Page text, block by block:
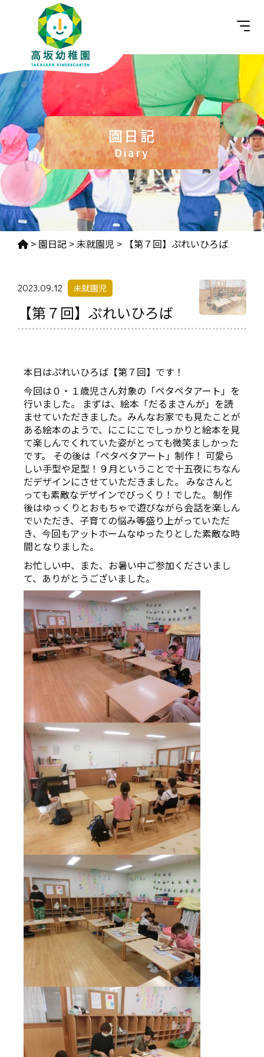
園日記
Diary
> 園日記 >未就園児 > 【第７回】ぷれいひろば
2023.09.12 未就園児
【第７回】ぷれいひろば
本日はぷれいひろば【第７回】です！
今回は０・１歳児さん対象の「ペタペタアート」を
行いました。 まずは、絵本「だるまさんが」を読
ませていただきました。みんなお家でも見たことが
ある絵本のようで、にこにこでしっかりと絵本を見
て楽しんでくれていた姿がとっても微笑ましかった
です。 その後は「ペタペタアート」制作！ 可愛ら
しい手型や足型！９月ということで十五夜にちなん
だデザインにさせていただきました。 みなさんと
っても素敵なデザインでびっくり！でした。 制作
後はゆっくりとおもちゃで遊びながら会話を楽しん
でいただき、子育ての悩み等盛り上がっていただ
き、今回もアットホームなゆったりとした素敵な時
間となりました。
お忙しい中、また、お暑い中ご参加くださいまし
て、ありがとうございました。